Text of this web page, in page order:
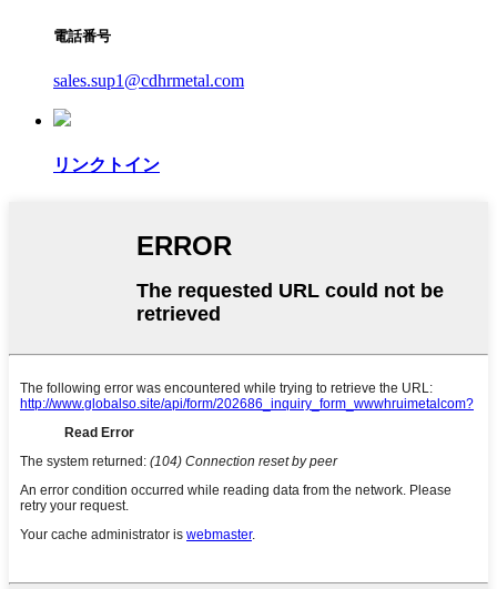
電話番号
sales.sup1@cdhrmetal.com
リンクトイン